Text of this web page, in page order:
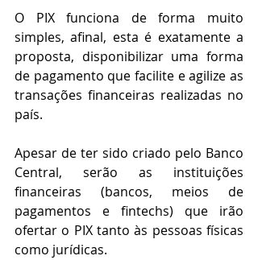
O PIX funciona de forma muito
simples, afinal, esta é exatamente a
proposta, disponibilizar uma forma
de pagamento que facilite e agilize as
transações financeiras realizadas no
país.
Apesar de ter sido criado pelo Banco
Central, serão as instituições
financeiras (bancos, meios de
pagamentos e fintechs) que irão
ofertar o PIX tanto às pessoas físicas
como jurídicas.